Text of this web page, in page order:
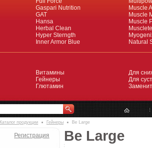
Gaspari Nutrition
GAT
Hansa
Herbal Clean
Hyper Sterngth
Inner Armor Blue
Muscle
Muscle
Muscle
Natural
Витамины
Гейнеры
Глютамин
Для
Для
Каталог продукции Гейнеры Be Large
Регистрация Be Large